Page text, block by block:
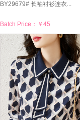
BY29679# 长袖衬衫连衣...
Batch Price： ￥45